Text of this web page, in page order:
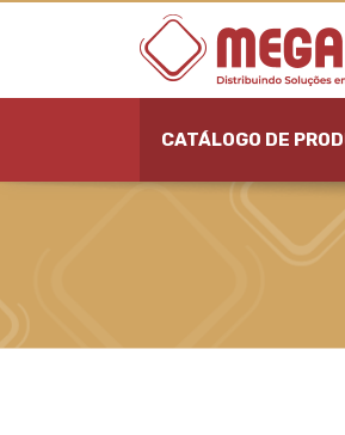
CAMERAS IP
CATÁLOGO DE